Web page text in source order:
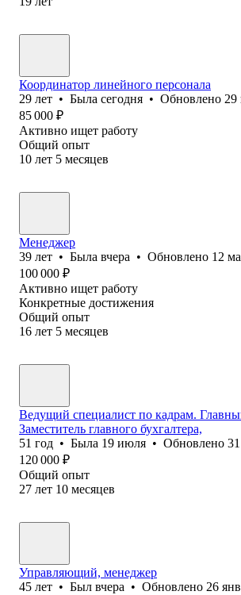
Координатор линейного персонала
29 лет • Была сегодня • Обновлено
85 000 ₽
Активно ищет работу
Общий опыт
10 лет 5 месяцев
Менеджер
39 лет • Была вчера • Обновлено 12
100 000 ₽
Активно ищет работу
Конкретные достижения
Общий опыт
16 лет 5 месяцев
Ведущий специалист по кадрам.
Заместитель главного бухгалтера,
51 год • Была 19 июля • Обновлено
120 000 ₽
Общий опыт
27 лет 10 месяцев
Управляющий, менеджер
45 лет • Был вчера • Обновлено 26